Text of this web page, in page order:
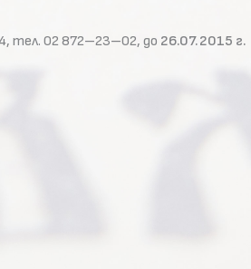
тел. 02 872–23–02, до 26.07.2015 г.